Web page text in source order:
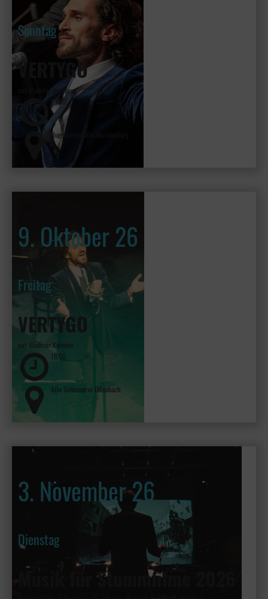
Sonntag
VERTYGO
mit Vladimir Kornéev
19:30
Hugenottenhalle Neu-Isenburg
9. Oktober 26
Freitag
VERTYGO
mit Vladimir Kornéev
18:00
Alte Schlosserei Offenbach
3. November 26
Dienstag
Musik für Stummfilme 2026